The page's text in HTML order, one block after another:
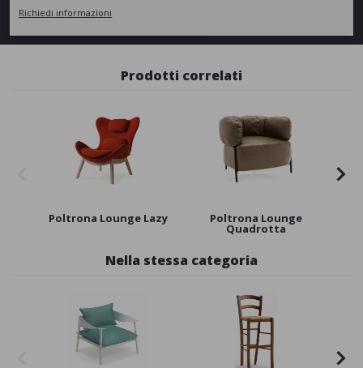
Richiedi informazioni
Prodotti correlati
Poltrona Lounge Lazy Poltrona Lounge
Quadrotta
Nella stessa categoria